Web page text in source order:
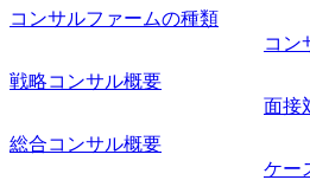
コンサルファームの種類
戦略コンサル概要
総合コンサル概要
コン
面接
ケー